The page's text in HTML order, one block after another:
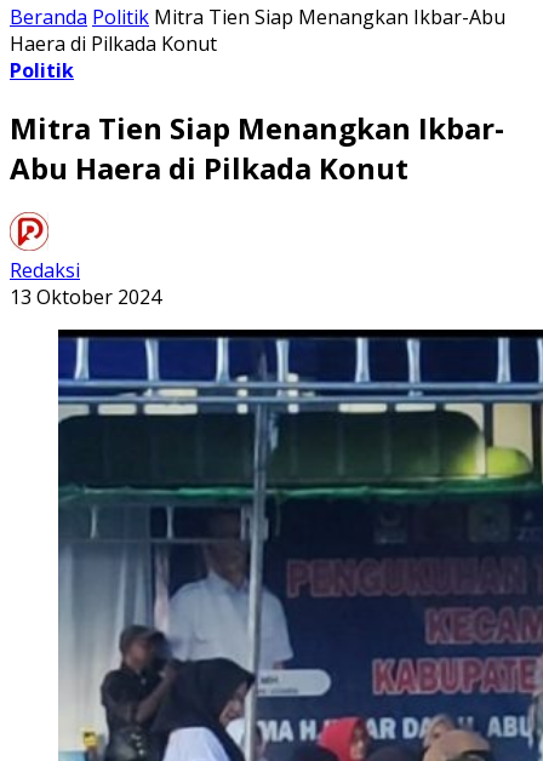
Beranda Politik Mitra Tien Siap Menangkan Ikbar-Abu
Haera di Pilkada Konut
Politik
Mitra Tien Siap Menangkan Ikbar-
Abu Haera di Pilkada Konut
Redaksi
13 Oktober 2024